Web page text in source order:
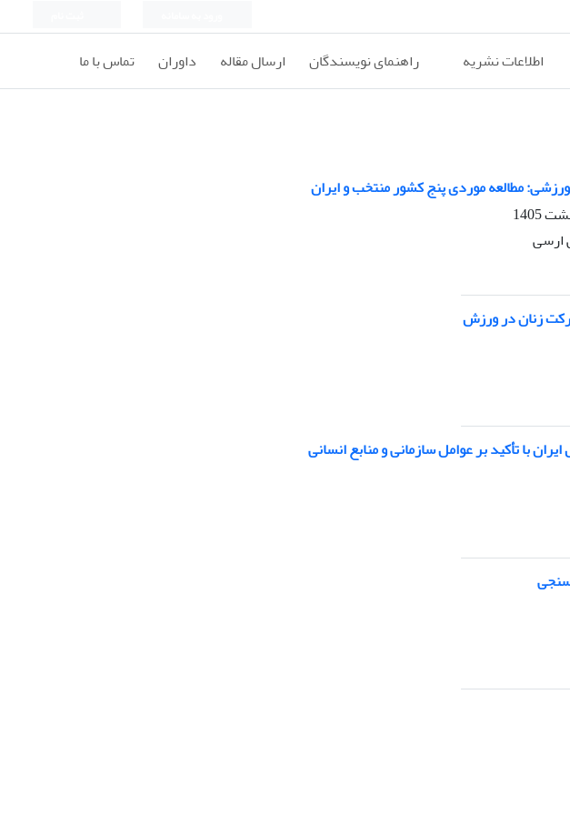
اطلاعات نشریه راهنمای نویسندگان ارسال مقاله داوران تماس با ما
مطالعه موردی پنج کشور منتخب و ایران
ارسی
زنان در ورزش
با تأکید بر عوامل سازمانی و منابع انسانی